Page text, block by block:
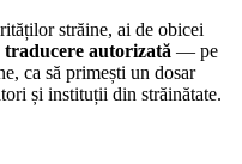
străine, ai de obicei
traducere autorizată — pe
ca să primești un dosar
și instituții din străinătate.